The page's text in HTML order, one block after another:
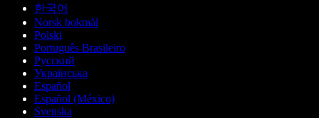
한국어
Norsk bokmål
Polski
Português Brasileiro
Русский
Українська
Español
Español (México)
Svenska